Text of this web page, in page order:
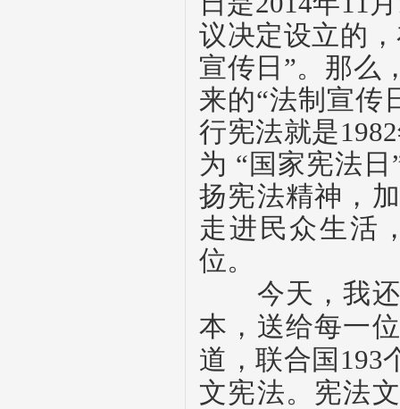
议决定设立的
宣传日”。那么
来的“法制宣传
行宪法就是1982
为 “国家宪法
扬宪法精神，
走进民众生活
位。
今天，我还
本，送给每一
道，联合国 193
文宪法。宪法